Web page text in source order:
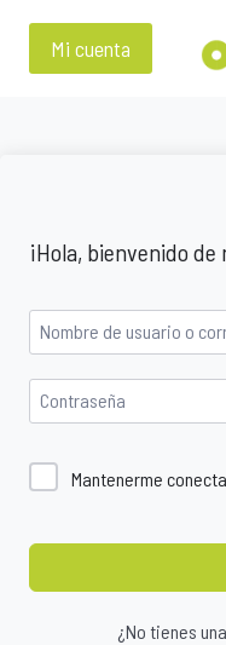
contenido
Mi cuenta
¡Hola, bienvenido de
Mantenerme
¿No tienes